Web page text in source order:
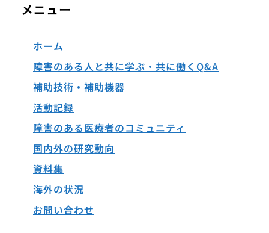
メニュー
ホーム
障害のある人と共に学ぶ・共に働くQ&A
補助技術・補助機器
活動記録
障害のある医療者のコミュニティ
国内外の研究動向
資料集
海外の状況
お問い合わせ